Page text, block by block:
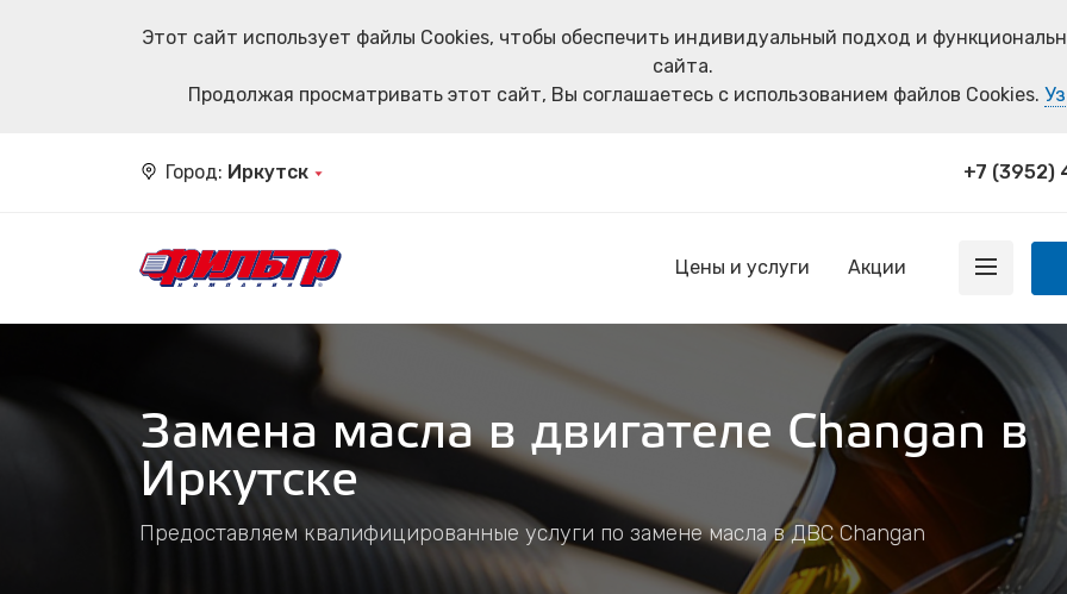
Этот сайт использует файлы Cookies, чтобы обеспечить индивидуальный подход и
сайта.
Продолжая просматривать этот сайт, Вы соглашаетесь с использованием файлов Cookies.
Город: Иркутск +7 (3952)
Цены и услуги Акции
Замена масла в двигателе Changan в
Иркутске
Предоставляем квалифицированные услуги по замене масла в ДВС Changan